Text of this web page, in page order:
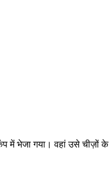
भेजा गया। वहां उसे चीज़ों